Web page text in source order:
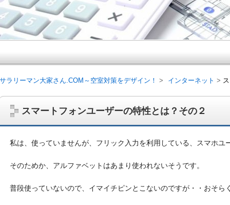
スマートフォンユーザーの特性とは？その２
私は、使っていませんが、フリック入力を利用している、スマホユ
そのためか、アルファベットはあまり使われないそうです。
普段使っていないので、イマイチピンとこないのですが・・おそら
サラリーマン大家さん.COM～空室対策をデザイン！ インターネット
サラリーマン大家さん.COM～空